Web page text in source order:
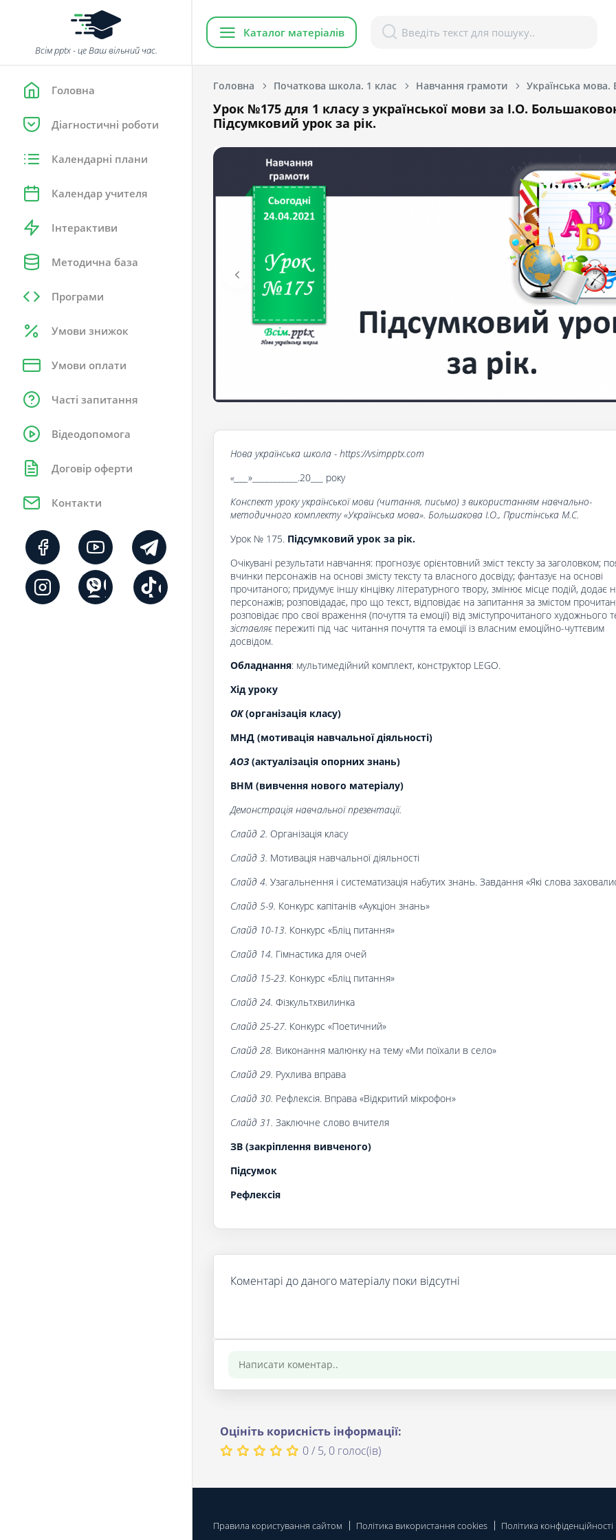
Всім pptx - це Ваш вільний час.
Головна
Діагностичні роботи
Календарні плани
Календар учителя
Інтерактиви
Методична база
Програми
Умови знижок
Умови оплати
Часті запитання
Відеодопомога
Договір оферти
Контакти
Каталог матеріалів
Головна Початкова школа. 1 клас Навчання грамоти
Урок №175 для 1 класу з української мови за І.О.
Підсумковий урок за рік.
Нова українська школа - https://vsimpptx.com
«____ »___________.20___ року
Конспект уроку української мови (читання, письмо) з використанням навчально-
методичного комплекту «Українська мова». Большакова І.О., Пристінська М.С.
Урок № 175. Підсумковий урок за рік.
Очікувані результати навчання: прогнозує орієнтовний зміст тексту за заголовком;
вчинки персонажів на основі змісту тексту та власного досвіду; фантазує на основі
прочитаного; придумує іншу кінцівку літературного твору, змінює місце подій, додає
персонажів; розповідадає, про що текст, відповідає на запитання за змістом
розповідає про свої враження (почуття та емоції) від зміступрочитаного художнього
зіставляє пережиті під час читання почуття та емоції із власним емоційно-чуттєвим
досвідом.
Обладнання: мультимедійний комплект, конструктор LEGO.
Хід уроку
ОК(організація класу)
МНД (мотивація навчальної діяльності)
АОЗ(актуалізація опорних знань)
ВНМ (вивчення нового матеріалу)
Демонстрація навчальної презентації.
Слайд 2. Організація класу
Слайд 3. Мотивація навчальної діяльності
Слайд 4. Узагальнення і систематизація набутих знань. Завдання «Які слова
Слайд 5-9. Конкурс капітанів «Аукціон знань»
Слайд 10-13. Конкурс «Бліц питання»
Слайд 14. Гімнастика для очей
Слайд 15-23. Конкурс «Бліц питання»
Слайд 24. Фізкультхвилинка
Слайд 25-27. Конкурс «Поетичний»
Слайд 28. Виконання малюнку на тему «Ми поїхали в село»
Слайд 29. Рухлива вправа
Слайд 30. Рефлексія. Вправа «Відкритий мікрофон»
Слайд 31. Заключне слово вчителя
ЗВ (закріплення вивченого)
Підсумок
Рефлексія
Коментарі до даного матеріалу поки відсутні
Оцініть корисність інформації:
0 / 5, 0 голос(ів)
Правила користування сайтом Політика використання cookies Політика конфіденційності